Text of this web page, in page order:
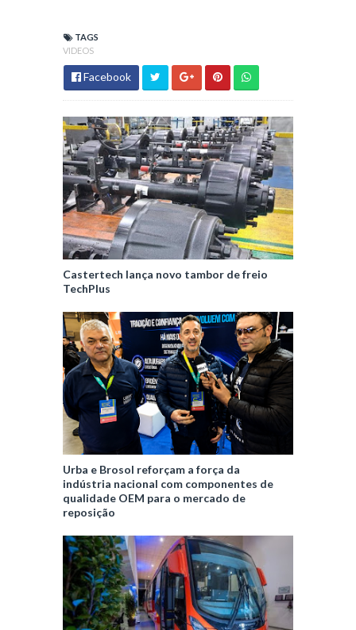
TAGS
VIDEOS
Facebook
Castertech lança novo tambor de freio
TechPlus
Urba e Brosol reforçam a força da
indústria nacional com componentes de
qualidade OEM para o mercado de
reposição